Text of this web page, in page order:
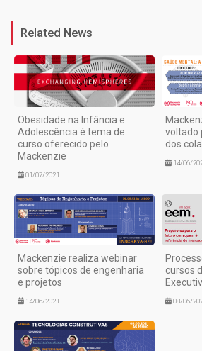
Related News
Obesidade na Infância e
Adolescência é tema de
curso oferecido pelo
Mackenzie
01/07/2021
voltado
dos
14/06/
Mackenzie realiza webinar
sobre tópicos de engenharia
e projetos
14/06/2021
cursos
08/06/